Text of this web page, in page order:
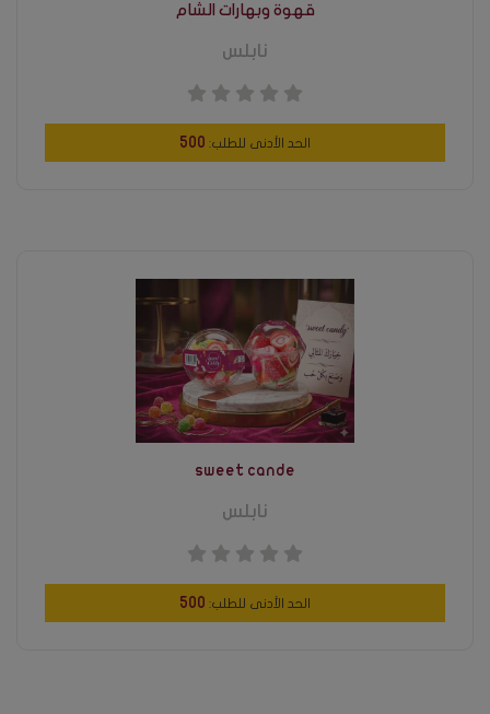
قهوة وبهارات الشام
نابلس
الحد الأدنى للطلب: 500
sweet cande
نابلس
الحد الأدنى للطلب: 500